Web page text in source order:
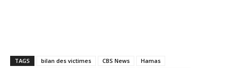
TAGS bilan des victimes CBS News
Hamas